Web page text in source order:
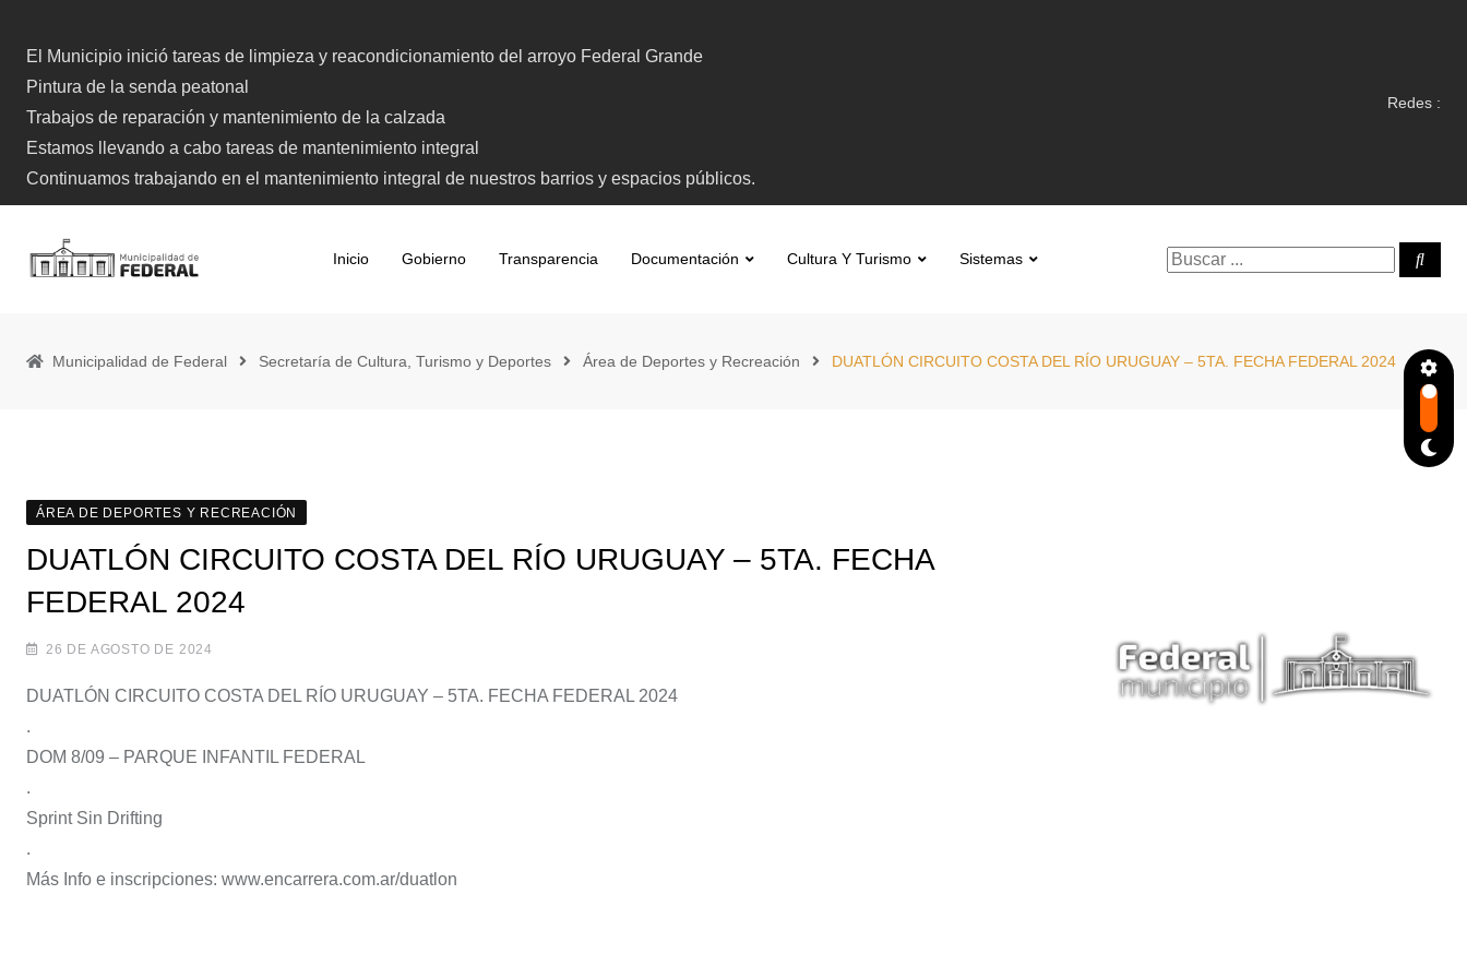
El Municipio inició tareas de limpieza y reacondicionamiento del arroyo Federal Grande
Pintura de la senda peatonal
Trabajos de reparación y mantenimiento de la calzada
Estamos llevando a cabo tareas de mantenimiento integral
Continuamos trabajando en el mantenimiento integral de nuestros barrios y espacios públicos.
Redes :
Inicio Gobierno Transparencia Documentación Cultura Y Turismo Sistemas
Municipalidad de Federal Secretaría de Cultura, Turismo y Deportes Área de Deportes y Recreación DUATLÓN CIRCUITO COSTA DEL RÍO URUGUAY – 5TA. FECHA FEDERAL 2024
ÁREA DE DEPORTES Y RECREACIÓN
DUATLÓN CIRCUITO COSTA DEL RÍO URUGUAY – 5TA. FECHA
FEDERAL 2024
26 DE AGOSTO DE 2024
DUATLÓN CIRCUITO COSTA DEL RÍO URUGUAY – 5TA. FECHA FEDERAL 2024
.
DOM 8/09 – PARQUE INFANTIL FEDERAL
.
Sprint Sin Drifting
.
Más Info e inscripciones: www.encarrera.com.ar/duatlon